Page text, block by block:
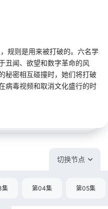
规则是用来被打破的。六名学
丑闻、欲望和数字革命的风
秘密相互碰撞时，她们将打破
病毒视频和取消文化盛行的时
切换节点
集 第04集 第05集